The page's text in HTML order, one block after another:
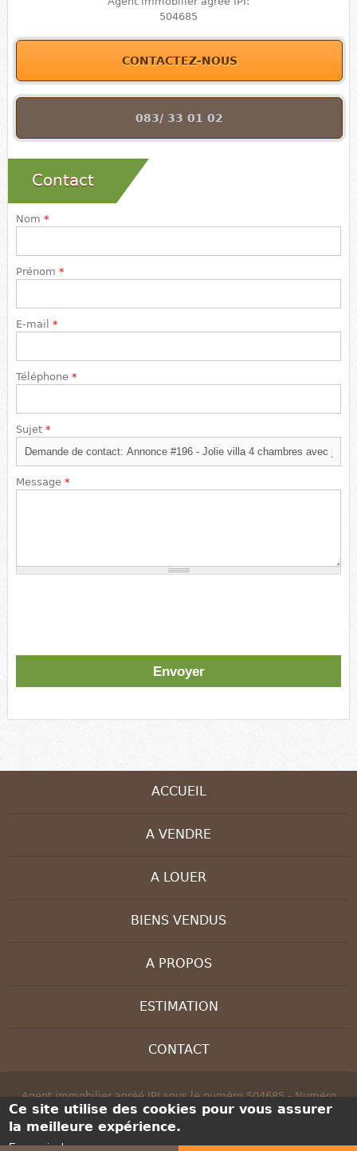
504685
CONTACTEZ-NOUS
083/ 33 01 02
Contact
Nom *
Prénom *
E-mail *
Téléphone *
Sujet *
Message *
ACCUEIL
A VENDRE
A LOUER
BIENS VENDUS
A PROPOS
ESTIMATION
CONTACT
Agent immobilier agréé IPI sous le numéro 504685 - Numéro
d'entreprise : BE 0830 208 647 - Instance de contrôle: IPI, rue du
Luxembourg 16B, 1000 Bruxelles - Soumis au code déontologique
Ce site utilise des cookies pour vous assurer
la meilleure expérience.
En savoir plus